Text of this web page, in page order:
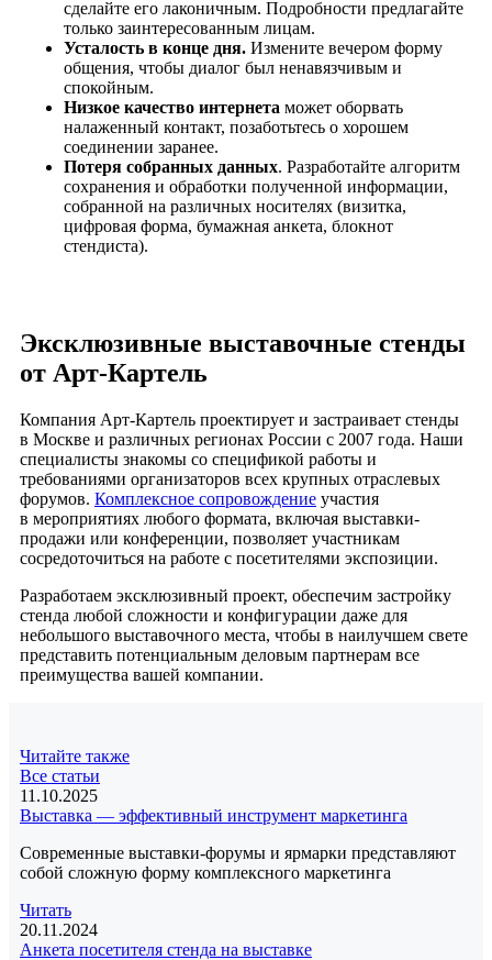
сделайте его лаконичным. Подробности предлагайте
только заинтересованным лицам.
Усталость в конце дня. Измените вечером форму
общения, чтобы диалог был ненавязчивым и
спокойным.
Низкое качество интернета может оборвать
налаженный контакт, позаботьтесь о хорошем
соединении заранее.
Потеря собранных данных. Разработайте алгоритм
сохранения и обработки полученной информации,
собранной на различных носителях (визитка,
цифровая форма, бумажная анкета, блокнот
стендиста).
Эксклюзивные выставочные стенды
от Арт-Картель
Компания Арт-Картель проектирует и застраивает стенды
в Москве и различных регионах России с 2007 года. Наши
специалисты знакомы со спецификой работы и
требованиями организаторов всех крупных отраслевых
форумов. Комплексное сопровождение участия
в мероприятиях любого формата, включая выставки-
продажи или конференции, позволяет участникам
сосредоточиться на работе с посетителями экспозиции.
Разработаем эксклюзивный проект, обеспечим застройку
стенда любой сложности и конфигурации даже для
небольшого выставочного места, чтобы в наилучшем свете
представить потенциальным деловым партнерам все
преимущества вашей компании.
Читайте также
Все статьи
11.10.2025
Выставка — эффективный инструмент маркетинга
Современные выставки-форумы и ярмарки представляют
собой сложную форму комплексного маркетинга
Читать
20.11.2024
Анкета посетителя стенда на выставке